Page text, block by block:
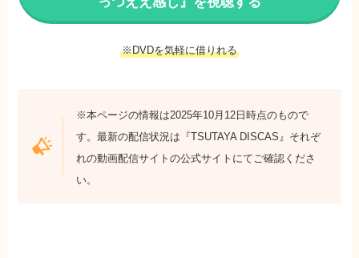
※DVDを気軽に借りれる
※本ページの情報は2025年10月12日時点のもので
す。最新の配信状況は『TSUTAYA DISCAS』それぞ
れの動画配信サイトの公式サイトにてご確認くださ
い。